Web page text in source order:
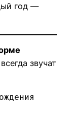
год —
звучат